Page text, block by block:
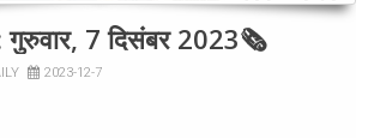
7 दिसंबर 2023🗞
2023-12-7